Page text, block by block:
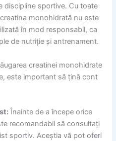
discipline sportive. Cu toate
monohidrată nu este
în mod responsabil, ca
de nutriție și antrenament.
creatinei monohidrate
este important să țină cont
Înainte de a începe orice
recomandabil să consultați
sportiv. Aceștia vă pot oferi